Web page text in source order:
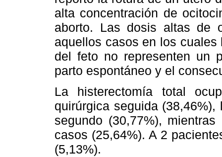
alta concentración de
aborto. Las dosis altas de
aquellos casos en los
del feto no representen un
parto espontáneo y el
La histerectomía total
quirúrgica seguida
segundo (30,77%),
casos (25,64%). A 2
(5,13%).